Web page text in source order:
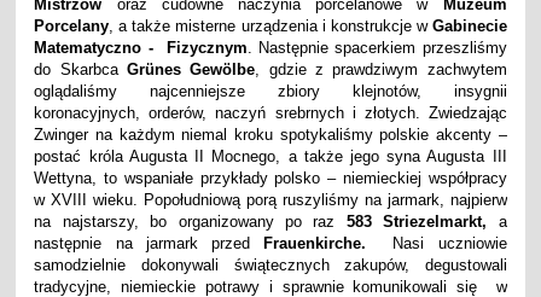
Mistrzów oraz cudowne naczynia porcelanowe wMuzeum
Porcelany , a także misterne urządzenia i konstrukcje w Gabinecie
Matematyczno - Fizycznym . Następnie spacerkiem przeszliśmy
do SkarbcaGrünes Gewölbe , gdzie z prawdziwym zachwytem
oglądaliśmy najcenniejsze zbiory klejnotów, insygnii
koronacyjnych, orderów, naczyń srebrnych i złotych. Zwiedzając
Zwinger na każdym niemal kroku spotykaliśmy polskie akcenty –
postać króla Augusta II Mocnego, a także jego syna Augusta III
Wettyna, to wspaniałe przykłady polsko – niemieckiej współpracy
w XVIII wieku. Popołudniową porą ruszyliśmy na jarmark, najpierw
na najstarszy, bo organizowany po raz 583 Striezelmarkt, a
następnie na jarmark przedFrauenkirche. Nasi uczniowie
samodzielnie dokonywali świątecznych zakupów, degustowali
tradycyjne, niemieckie potrawy i sprawnie komunikowali się w